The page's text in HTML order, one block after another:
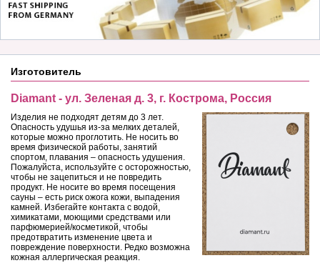
Изготовитель
Diamant - ул. Зеленая д. 3, г. Кострома, Россия
Изделия не подходят детям до 3 лет.
Опасность удушья из-за мелких деталей,
которые можно проглотить. Не носить во
время физической работы, занятий
спортом, плавания – опасность удушения.
Пожалуйста, используйте с осторожностью,
чтобы не зацепиться и не повредить
продукт. Не носите во время посещения
сауны – есть риск ожога кожи, выпадения
камней. Избегайте контакта с водой,
химикатами, моющими средствами или
парфюмерией/косметикой, чтобы
предотвратить изменение цвета и
повреждение поверхности. Редко возможна
кожная аллергическая реакция.